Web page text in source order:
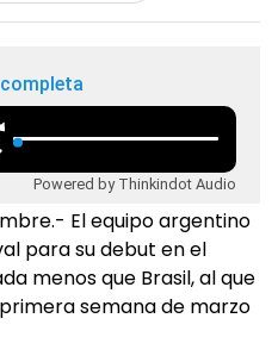
Powered by Thinkindot Audio
El equipo argentino
para su debut en el
menos que Brasil, al que
semana de marzo